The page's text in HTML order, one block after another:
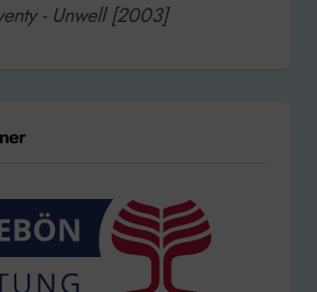
- Unwell [2003]